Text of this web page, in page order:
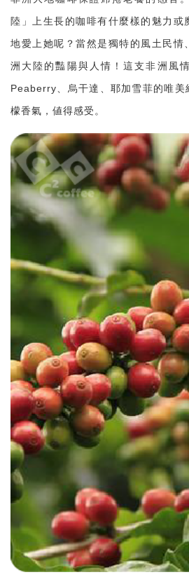
陸」上生長的咖啡有什麼樣的魅力或
地愛上她呢？當然是獨特的風土民情
洲大陸的豔陽與人情！這支非洲風
Peaberry、烏干達、耶加雪菲的唯美
檬香氣，値得感受。